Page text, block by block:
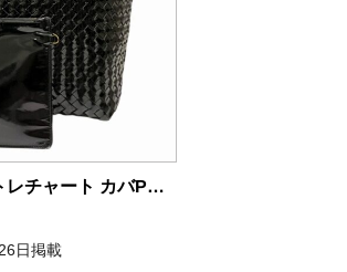
ボッテガヴェネタ イントレチャート カバPM トートバッグ エナメル
日掲載